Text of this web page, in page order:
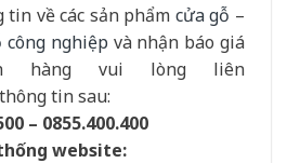
về các sản phẩm cửa gỗ –
công nghiệp và nhận báo giá
hàng vui lòng liên
tin sau:
– 0855.400.400
website: